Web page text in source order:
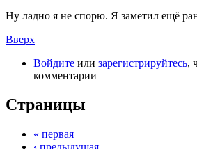
Ну ладно я не спорю. Я заметил ещё
Вверх
Войдите или зарегистрируйтесь,
комментарии
Страницы
« первая